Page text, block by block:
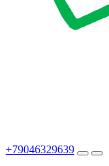
+79046329639